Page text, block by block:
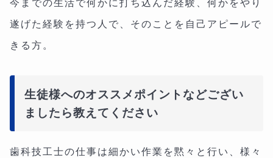
遂げた経験を持つ人で、そのことを自己アピールで
きる方。
生徒様へのオススメポイントなどござい
ましたら教えてください
歯科技工士の仕事は細かい作業を黙々と行い、様々